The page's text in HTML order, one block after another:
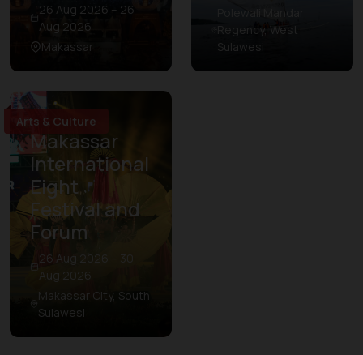
26 Aug 2026 – 26
Aug 2026
Makassar
Regency, West
Sulawesi
Arts & Culture
Makassar
International
Eight
Festival and
Forum
26 Aug 2026 – 30
Aug 2026
Makassar City, South
Sulawesi